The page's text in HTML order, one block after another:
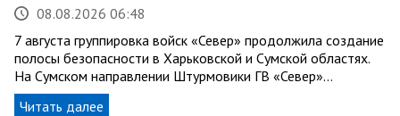
08.08.2026 06:48
7 августа группировка войск «Север» продолжила создание
полосы безопасности в Харьковской и Сумской областях.
На Сумском направлении Штурмовики ГВ «Север»…
Читать далее